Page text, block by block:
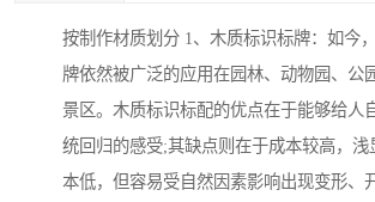
按制作材质划分 1、木质标识标牌：如今
牌依然被广泛的应用在园林、动物园、公
景区。木质标识标配的优点在于能够给人
统回归的感受;其缺点则在于成本较高，浅
本低，但容易受自然因素影响出现变形、